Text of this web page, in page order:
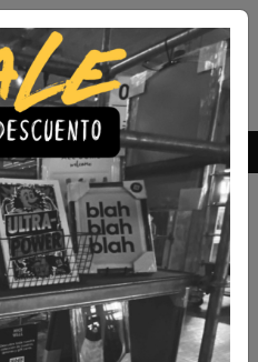
comprando 3 o más productos